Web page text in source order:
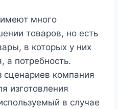
много
товаров, но есть
в которых у них
а потребность.
компания
изготовления
в случае